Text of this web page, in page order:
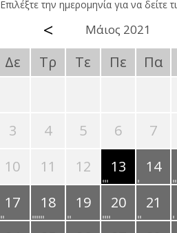
Επιλέξτε την ημερομηνία για να δείτε
< Μάιος 2021
Δε Τρ Τε Πε Πα
3
4 5 6 7
10
11 12 13 14
17
18 19 20 21